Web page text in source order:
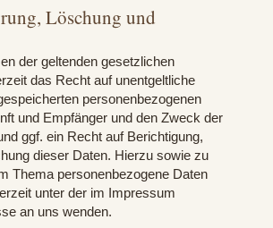
Löschung und
der geltenden gesetzlichen
das Recht auf unentgeltliche
personenbezogenen
und Empfänger und den Zweck der
ggf. ein Recht auf Berichtigung,
dieser Daten. Hierzu sowie zu
Thema personenbezogene Daten
unter der im Impressum
an uns wenden.